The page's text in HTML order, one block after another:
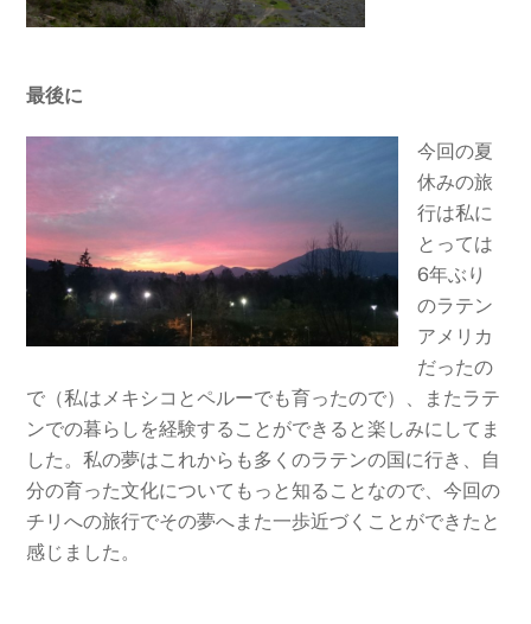
最後に
今回の夏
休みの旅
行は私に
とっては
6年ぶり
のラテン
アメリカ
だったの
で（私はメキシコとペルーでも育ったので）、またラテ
ンでの暮らしを経験することができると楽しみにしてま
した。私の夢はこれからも多くのラテンの国に行き、自
分の育った文化についてもっと知ることなので、今回の
チリへの旅行でその夢へまた一歩近づくことができたと
感じました。